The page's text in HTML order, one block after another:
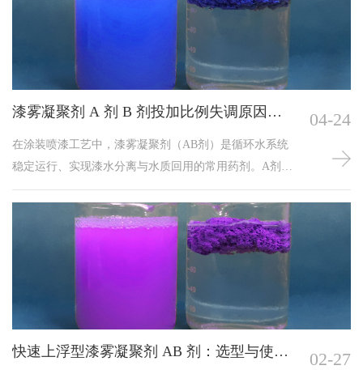
聚剂，正是解决这一痛点、实现废水循环利用的常用水
处理药剂。一、漆雾凝聚剂的重要反应原理漆雾凝聚剂
通常由A剂和B剂两种组分组成，它们通过“破粘降
黏”与“吸附凝聚”
漆雾凝聚剂 A 剂 B 剂投加比例失调原因及
在涂装喷漆工艺中，漆雾凝聚剂（AB剂）是循环水系统
稳定运行、实现漆水分离与水质回用的常用药剂。A剂
（分解剂）主要负责破坏过喷油漆的黏性结构，使其失
粘；B剂（絮凝剂）则将失粘的漆渣颗粒桥联、包裹，形
成易于打捞的上浮絮团。二者协同作用，搭配使用。然
而，在实际运行中，A剂与B剂的投加比例时常出现失
调，导致漆渣无法有效凝聚、水质浑浊、管道堵塞等问
题。深入分析其成因并采取有效控制措施，对保障喷漆
房稳定生产至
04-24
快速上浮型漆雾凝聚剂 AB 剂：选型与使用
02-27